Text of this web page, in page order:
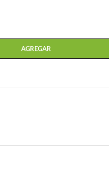
AGREGAR